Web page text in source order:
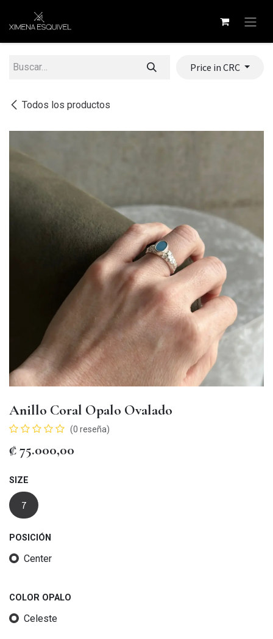
Todos los productos
Price in CRC
Anillo Coral Opalo Ovalado
(0 reseña)
₡75.000,00
SIZE
7
POSICIÓN
Center
COLOR OPALO
Celeste